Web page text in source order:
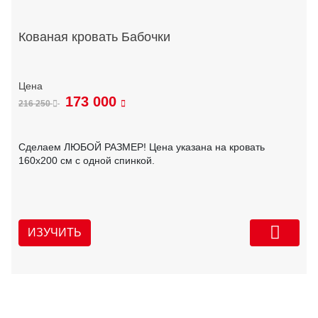
Кованая кровать Бабочки
216 250 173 000
Сделаем ЛЮБОЙ РАЗМЕР! Цена указана на кровать
160х200 см с одной спинкой.
ИЗУЧИТЬ